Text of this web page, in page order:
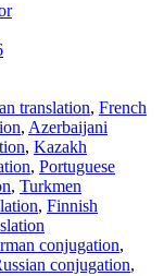
translation, French
, Azerbaijani
, Kazakh
, Portuguese
, Turkmen
, Finnish
conjugation,
conjugation,